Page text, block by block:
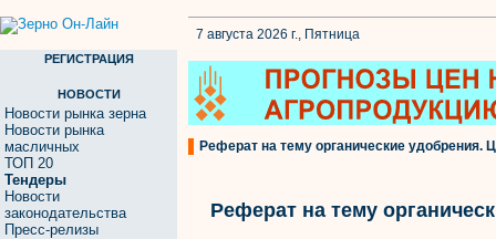
7 августа 2026 г., Пятница
РЕГИСТРАЦИЯ
НОВОСТИ
Новости рынка зерна
Новости рынка
масличных
ТОП 20
Тендеры
Новости
законодательства
Пресс-релизы
Реферат на тему органические удобрения.
Реферат на тему